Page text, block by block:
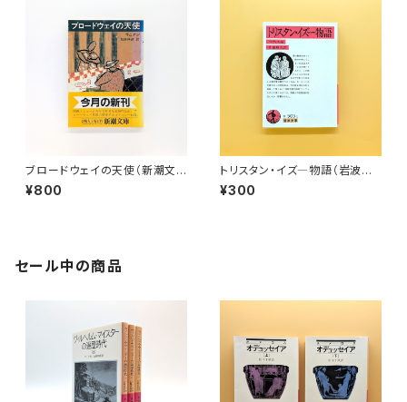
ブロードウェイの天使（新潮文
庫）
¥800
トリスタン・イズ―物語（岩波文
庫）
¥300
セール中の商品